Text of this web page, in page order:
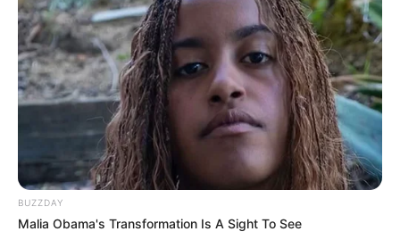
Σεισμός σημειώθηκε πριν λίγο ανοιχτά της
Αμοργού, ο οποίος έγινε αισθητός και στην
Αττική. Σύμφωνα με το Γεωδυναμικό Ινστιτούτο
BUZZDAY
Malia Obama's Transformation Is A Sight To See